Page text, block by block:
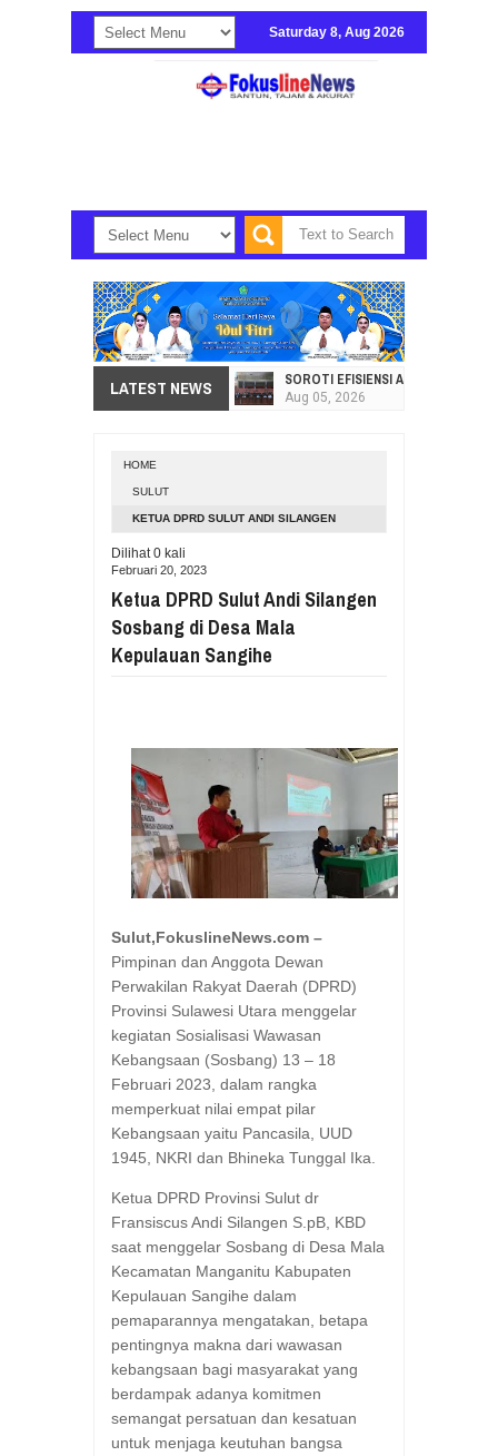
Saturday 8, Aug 2026
LATEST NEWS SOROTI EFISIENSI APBD, DPRD
Aug 05, 2026
GUBERNUR YULIUS BAWAKAN
Aug 05, 2026
RESES IRENE GOLDA PINONTOAN
Aug
RESES II DPRD SULUT, ROYKE
03,
RESES II 2026, EUGENIE MANTIRI
Aug 03,
HOME
SULUT
KETUA DPRD SULUT ANDI SILANGEN
SANGIHE
Dilihat0 kali
Februari 20, 2023
Ketua DPRD Sulut Andi Silangen
Sosbang di Desa Mala
Kepulauan Sangihe
Sulut,FokuslineNews.com –
Pimpinan dan Anggota Dewan
Perwakilan Rakyat Daerah (DPRD)
Provinsi Sulawesi Utara menggelar
kegiatan Sosialisasi Wawasan
Kebangsaan (Sosbang) 13 – 18
Februari 2023, dalam rangka
memperkuat nilai empat pilar
Kebangsaan yaitu Pancasila, UUD
1945, NKRI dan Bhineka Tunggal Ika.
Ketua DPRD Provinsi Sulut dr
Fransiscus Andi Silangen S.pB, KBD
saat menggelar Sosbang di Desa Mala
Kecamatan Manganitu Kabupaten
Kepulauan Sangihe dalam
pemaparannya mengatakan, betapa
pentingnya makna dari wawasan
kebangsaan bagi masyarakat yang
berdampak adanya komitmen
semangat persatuan dan kesatuan
untuk menjaga keutuhan bangsa